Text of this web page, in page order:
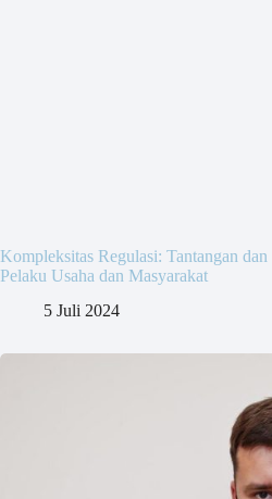
Kompleksitas Regulasi: Tantangan
Pelaku Usaha dan Masyarakat
5 Juli 2024